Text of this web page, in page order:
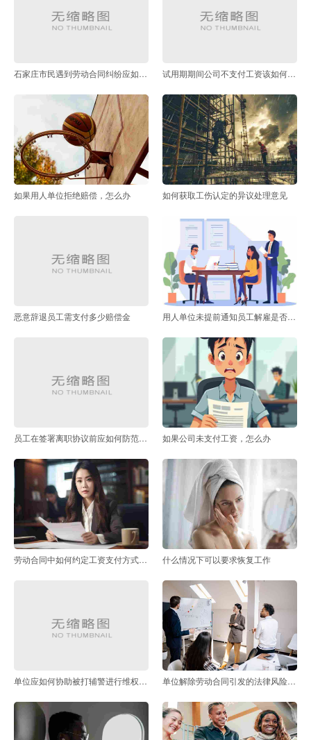
石家庄市民遇到劳动合同纠纷应如何收集证据 试用期期间公司不支付工资该如何维权
如果用人单位拒绝赔偿，怎么办 如何获取工伤认定的异议处理意见
恶意辞退员工需支付多少赔偿金 用人单位未提前通知员工解雇是否违反劳动法
员工在签署离职协议前应如何防范显失公平条款 如果公司未支付工资，怎么办
劳动合同中如何约定工资支付方式，避免纠纷 什么情况下可以要求恢复工作
单位应如何协助被打辅警进行维权处理 单位解除劳动合同引发的法律风险有哪些